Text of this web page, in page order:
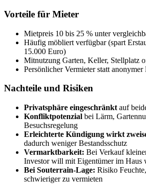
Vorteile für Mieter
Mietpreis 10 bis 25 % unter
Häufig möbliert verfügbar (spart
15.000 Euro)
Mitnutzung Garten, Keller, Stellplatz
Persönlicher Vermieter statt
Nachteile und Risiken
Privatsphäre eingeschränkt auf
Konfliktpotenzial bei Lärm,
Besuchsregelung
Erleichterte Kündigung wirkt
dadurch weniger Bestandsschutz
Vermarktbarkeit: Bei Verkauf
Investor will mit Eigentümer im Haus
Bei Souterrain-Lage: Risiko
schwieriger zu vermieten